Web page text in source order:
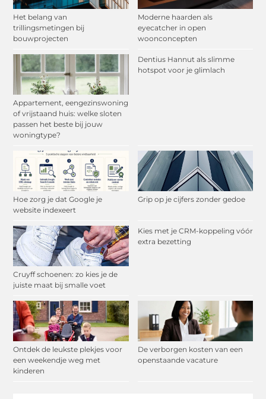
Het belang van
trillingsmetingen bij
bouwprojecten
Moderne haarden als
eyecatcher in open
woonconcepten
Appartement, eengezinswoning
of vrijstaand huis: welke sloten
passen het beste bij jouw
woningtype?
Dentius Hannut als slimme
hotspot voor je glimlach
Hoe zorg je dat Google je
website indexeert
Grip op je cijfers zonder gedoe
Cruyff schoenen: zo kies je de
juiste maat bij smalle voet
Kies met je CRM-koppeling vóór
extra bezetting
Ontdek de leukste plekjes voor
een weekendje weg met
kinderen
De verborgen kosten van een
openstaande vacature